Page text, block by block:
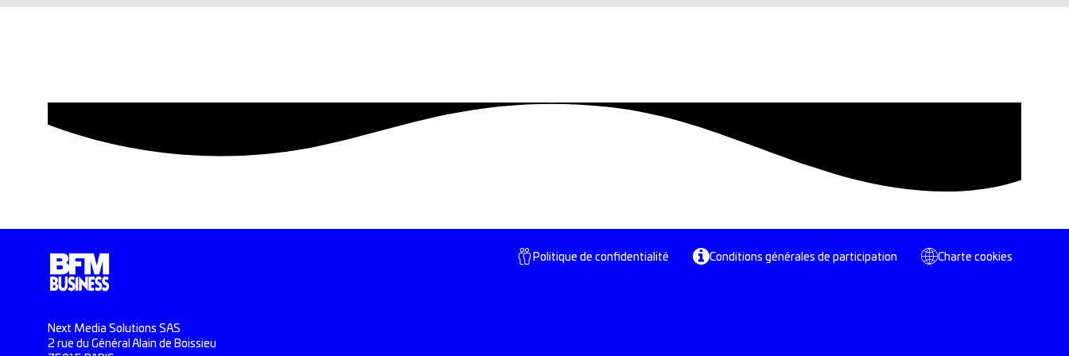
Next Media Solutions SAS
2 rue du Général Alain de Boissieu
Politique de confidentialité Conditions générales de participation Charte cookies